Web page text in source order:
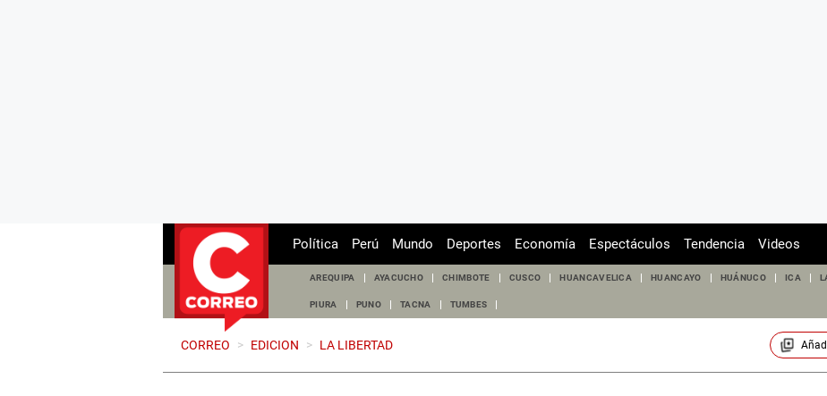
Política Perú Mundo Deportes Economía Espectáculos Tendencia Videos
AREQUIPA AYACUCHO CHIMBOTE CUSCO HUANCAVELICA HUANCAYO HUÁNUCO ICA
PIURA PUNO TACNA TUMBES
CORREO > EDICION > LA LIBERTAD